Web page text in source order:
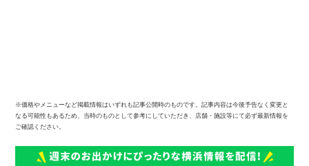
※価格やメニューなど掲載情報はいずれも記事公開時のものです。記事内容は今後予告なく変更と
なる可能性もあるため、当時のものとして参考にしていただき、店舗・施設等にて必ず最新情報を
ご確認ください。